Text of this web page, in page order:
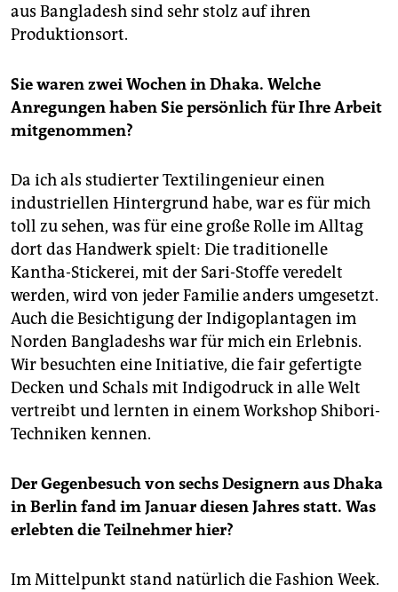
aus Bangladesh sind sehr stolz auf ihren
Produktionsort.
Sie waren zwei Wochen in Dhaka. Welche
Anregungen haben Sie persönlich für Ihre Arbeit
mitgenommen?
Da ich als studierter Textilingenieur einen
industriellen Hintergrund habe, war es für mich
toll zu sehen, was für eine große Rolle im Alltag
dort das Handwerk spielt: Die traditionelle
Kantha-Stickerei, mit der Sari-Stoffe veredelt
werden, wird von jeder Familie anders umgesetzt.
Auch die Besichtigung der Indigoplantagen im
Norden Bangladeshs war für mich ein Erlebnis.
Wir besuchten eine Initiative, die fair gefertigte
Decken und Schals mit Indigodruck in alle Welt
vertreibt und lernten in einem Workshop Shibori-
Techniken kennen.
Der Gegenbesuch von sechs Designern aus Dhaka
in Berlin fand im Januar diesen Jahres statt. Was
erlebten die Teilnehmer hier?
Im Mittelpunkt stand natürlich die Fashion Week.